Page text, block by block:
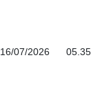
16/07/2026 05.35